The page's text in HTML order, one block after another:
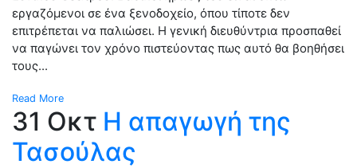
εργαζόμενοι σε ένα ξενοδοχείο, όπου τίποτε δεν
επιτρέπεται να παλιώσει. Η γενική διευθύντρια προσπαθεί
να παγώνει τον χρόνο πιστεύοντας πως αυτό θα βοηθήσει
τους...
Read More
31 Οκτ Η απαγωγή της
Τασούλας